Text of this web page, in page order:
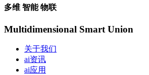
多维 智能 物联
Multidimensional Smart Union
关于我们
ai资讯
ai应用